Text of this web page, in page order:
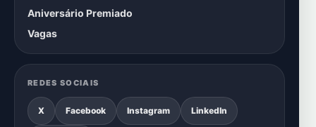
Aniversário Premiado
Vagas
REDES SOCIAIS
X Facebook Instagram LinkedIn